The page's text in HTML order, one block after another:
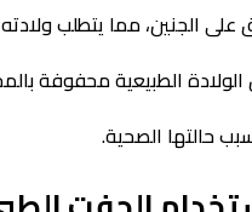
الجنين، مما يتطلب
الطبيعية محفوفة
حالتها الصحية.